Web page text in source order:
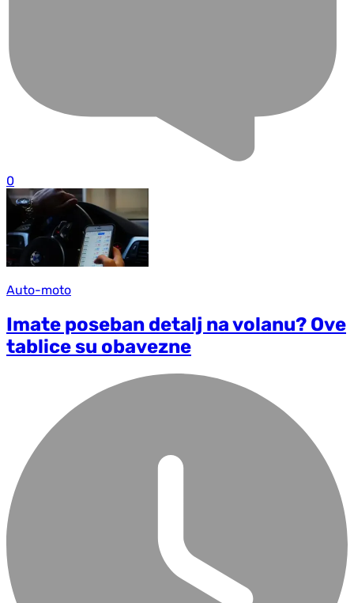
0
Auto-moto
Imate poseban detalj na volanu? Ove
tablice su obavezne